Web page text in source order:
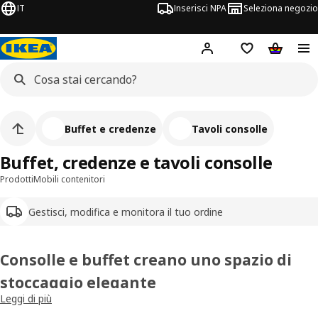
IT Inserisci NPA Seleziona negozio
Hej! Accedi ora
Foglietto degli
Carrello
ProdottiMobili contenitori
Gestisci, modifica e monitora il tuo ordine
Buffet, credenze e tavoli consolle
Buffet e credenze Tavoli consolle
Consolle e buffet creano uno spazio di
stoccaggio elegante
Desideri soluzioni salvaspazio per sfruttare in modo ottimale la
Leggi di più